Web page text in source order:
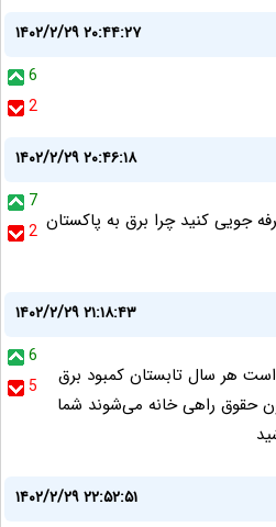
۱۴۰۲/۲/۲۹ ۲۰:۴۴:۲۷
6
2
۱۴۰۲/۲/۲۹ ۲۰:۴۶:۱۸
7
2 جویی کنید چرا برق به پاکستان
۱۴۰۲/۲/۲۹ ۲۱:۱۸:۴۳
6
5
هر سال تابستان کمبود برق
حقوق راهی خانه می‌شوند شما
۱۴۰۲/۲/۲۹ ۲۲:۵۲:۵۱